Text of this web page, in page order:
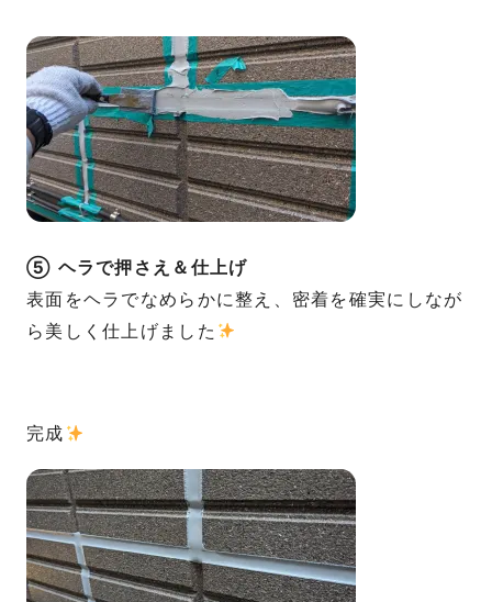
⑤ ヘラで押さえ＆仕上げ
表面をヘラでなめらかに整え、密着を確実にしなが
ら美しく仕上げました
完成